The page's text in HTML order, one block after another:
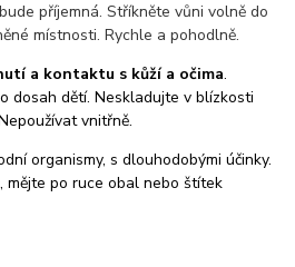
příjemná. Stříkněte vůni volně do
místnosti. Rychle a pohodlně.
a kontaktu s kůží a očima.
dosah dětí. Neskladujte v blízkosti
vnitřně.
organismy, s dlouhodobými účinky.
mějte po ruce obal nebo štítek